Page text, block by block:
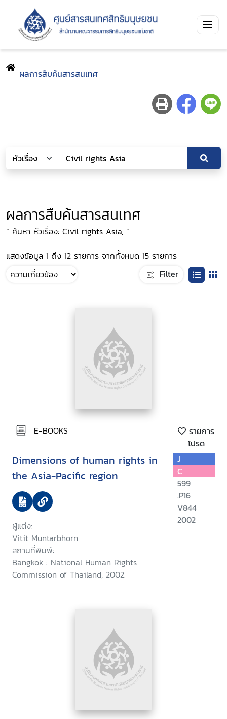
ผลการสืบค้นสารสนเทศ
ผลการสืบค้นสารสนเทศ
“ ค้นหา หัวเรื่อง: Civil rights Asia, ”
แสดงข้อมูล 1 ถึง 12 รายการ จากทั้งหมด 15 รายการ
Filter
E-BOOKS
รายการ
โปรด
Dimensions of human rights in
the Asia-Pacific region
ผู้แต่ง:
Vitit Muntarbhorn
สถานที่พิมพ์:
Bangkok : National Human Rights
Commission of Thailand, 2002.
J
C
599
.P16
V844
2002